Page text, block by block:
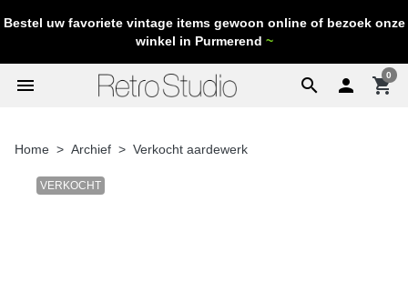
Bestel uw favoriete vintage items gewoon online of bezoek onze
winkel in Purmerend ~
search
menu  shopping_cart
0
Home Archief Verkocht aardewerk
VERKOCHT